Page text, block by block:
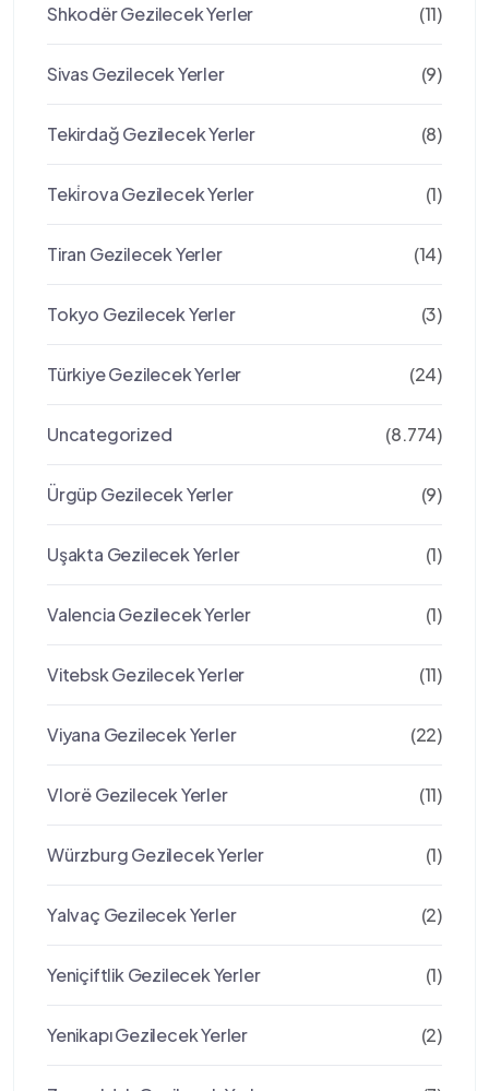
Shkodër Gezilecek Yerler (11)
Sivas Gezilecek Yerler (9)
Tekirdağ Gezilecek Yerler (8)
Teki̇rova Gezilecek Yerler (1)
Tiran Gezilecek Yerler (14)
Tokyo Gezilecek Yerler (3)
Türkiye Gezilecek Yerler (24)
Uncategorized (8.774)
Ürgüp Gezilecek Yerler (9)
Uşakta Gezilecek Yerler (1)
Valencia Gezilecek Yerler (1)
Vitebsk Gezilecek Yerler (11)
Viyana Gezilecek Yerler (22)
Vlorë Gezilecek Yerler (11)
Würzburg Gezilecek Yerler (1)
Yalvaç Gezilecek Yerler (2)
Yeniçiftlik Gezilecek Yerler (1)
Yenikapı Gezilecek Yerler (2)